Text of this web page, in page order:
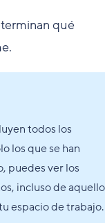
qué
todos los
los que se han
puedes ver los
incluso de
espacio de trabajo.